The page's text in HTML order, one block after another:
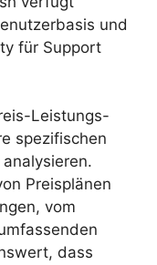
und
für Support
Leistungs-
spezifischen
Preisplänen
vom
dass